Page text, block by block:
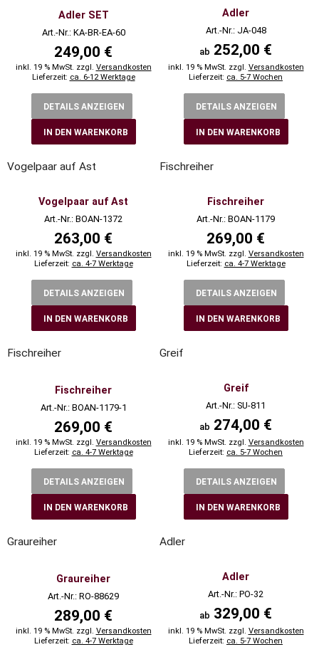
Adler SET
Art.-Nr.: KA-BR-EA-60
249,00 €
inkl. 19 % MwSt. zzgl. Versandkosten
Lieferzeit: ca. 6-12 Werktage
DETAILS ANZEIGEN
IN DEN WARENKORB
Adler
Art.-Nr.: JA-048
ab 252,00 €
inkl. 19 % MwSt. zzgl. Versandkosten
Lieferzeit: ca. 5-7 Wochen
DETAILS ANZEIGEN
IN DEN WARENKORB
Vogelpaar auf Ast
Vogelpaar auf Ast
Art.-Nr.: BOAN-1372
263,00 €
inkl. 19 % MwSt. zzgl. Versandkosten
Lieferzeit: ca. 4-7 Werktage
DETAILS ANZEIGEN
IN DEN WARENKORB
Fischreiher
Fischreiher
Art.-Nr.: BOAN-1179
269,00 €
inkl. 19 % MwSt. zzgl. Versandkosten
Lieferzeit: ca. 4-7 Werktage
DETAILS ANZEIGEN
IN DEN WARENKORB
Fischreiher
Fischreiher
Art.-Nr.: BOAN-1179-1
269,00 €
inkl. 19 % MwSt. zzgl. Versandkosten
Lieferzeit: ca. 4-7 Werktage
DETAILS ANZEIGEN
IN DEN WARENKORB
Greif
Greif
Art.-Nr.: SU-811
ab 274,00 €
inkl. 19 % MwSt. zzgl. Versandkosten
Lieferzeit: ca. 5-7 Wochen
DETAILS ANZEIGEN
IN DEN WARENKORB
Graureiher
Graureiher
Art.-Nr.: RO-88629
289,00 €
inkl. 19 % MwSt. zzgl. Versandkosten
Lieferzeit: ca. 4-7 Werktage
Adler
Adler
Art.-Nr.: PO-32
ab 329,00 €
inkl. 19 % MwSt. zzgl. Versandkosten
Lieferzeit: ca. 5-7 Wochen